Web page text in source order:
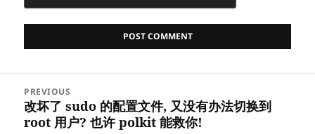
navigation
PREVIOUS
Previous
post:
改坏了 sudo 的配置文件, 又没有办法切换到
root 用户? 也许 polkit 能救你!